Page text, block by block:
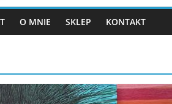
O MNIE SKLEP KONTAKT